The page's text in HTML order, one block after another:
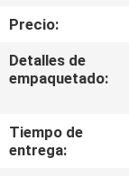
CASOS
Precio:
Detalles de
empaquetado:
Tiempo de
entrega: